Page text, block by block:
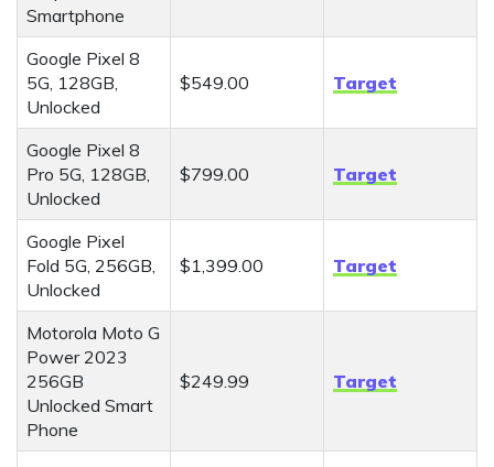
Smartphone
Google Pixel 8
5G, 128GB,
Unlocked
$549.00 Target
Google Pixel 8
Pro 5G, 128GB,
Unlocked
$799.00 Target
Google Pixel
Fold 5G, 256GB,
Unlocked
$1,399.00 Target
Motorola Moto G
Power 2023
256GB
Unlocked Smart
Phone
$249.99 Target